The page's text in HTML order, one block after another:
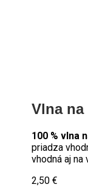
Vlna
100 % vlna
priadza
vhodná aj na
2,50 €